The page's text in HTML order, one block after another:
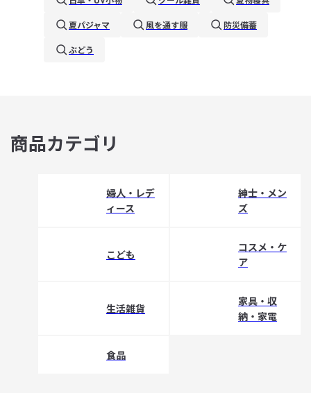
夏パジャマ
風を通す服
防災備蓄
ぶどう
商品カテゴリ
婦人・レデ
ィース
紳士・メン
ズ
こども
コスメ・ケ
ア
生活雑貨
家具・収
納・家電
食品